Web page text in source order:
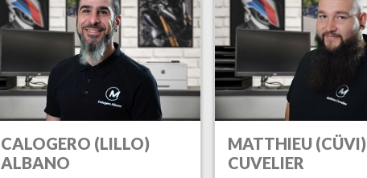
CALOGERO (LILLO)
ALBANO
MATTHIEU (CÜVI)
CUVELIER